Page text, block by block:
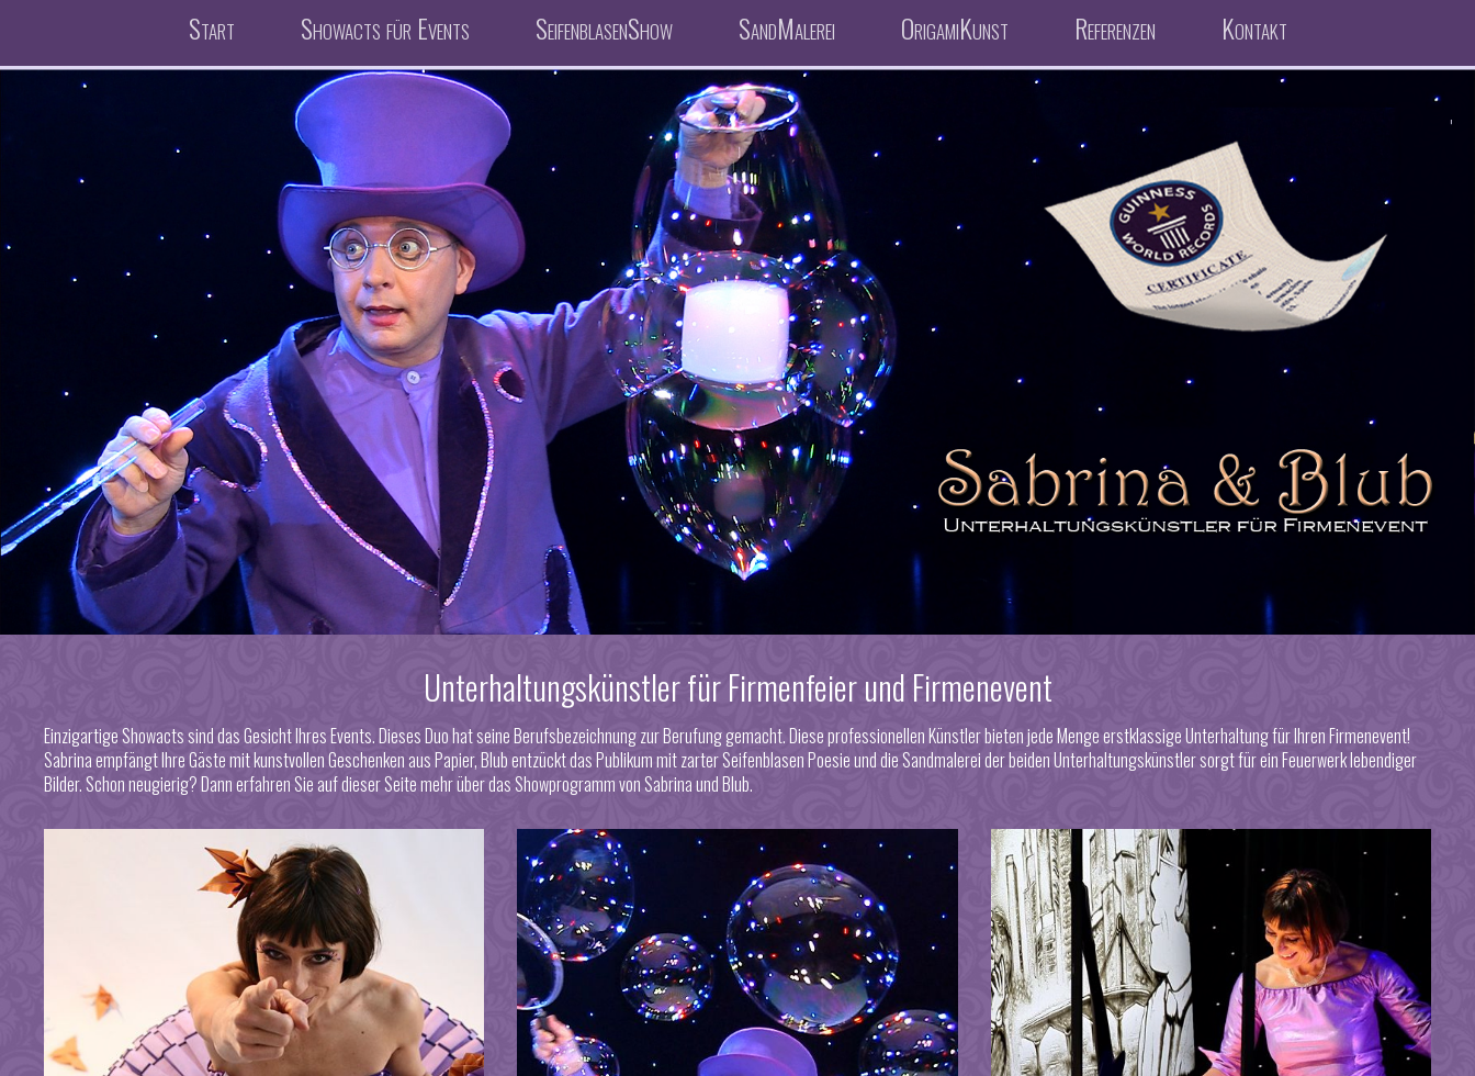
Start Showacts für Events SeifenblasenShow SandMalerei OrigamiKunst Referenzen Kontakt
Unterhaltungskünstler für Firmenfeier und Firmenevent
Einzigartige Showacts sind das Gesicht Ihres Events. Dieses Duo hat seine Berufsbezeichnung zur Berufung gemacht. Diese professionellen Künstler bieten jede Menge erstklassige Unterhaltung für Ihren Firmenevent!
Sabrina empfängt Ihre Gäste mit kunstvollen Geschenken aus Papier, Blub entzückt das Publikum mit zarter Seifenblasen Poesie und die Sandmalerei der beiden Unterhaltungskünstler sorgt für ein Feuerwerk lebendiger
Bilder. Schon neugierig? Dann erfahren Sie auf dieser Seite mehr über das Showprogramm von Sabrina und Blub.